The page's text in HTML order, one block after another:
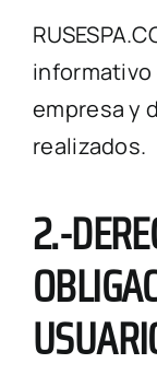
informativo
empresa y
realizados.
2.-